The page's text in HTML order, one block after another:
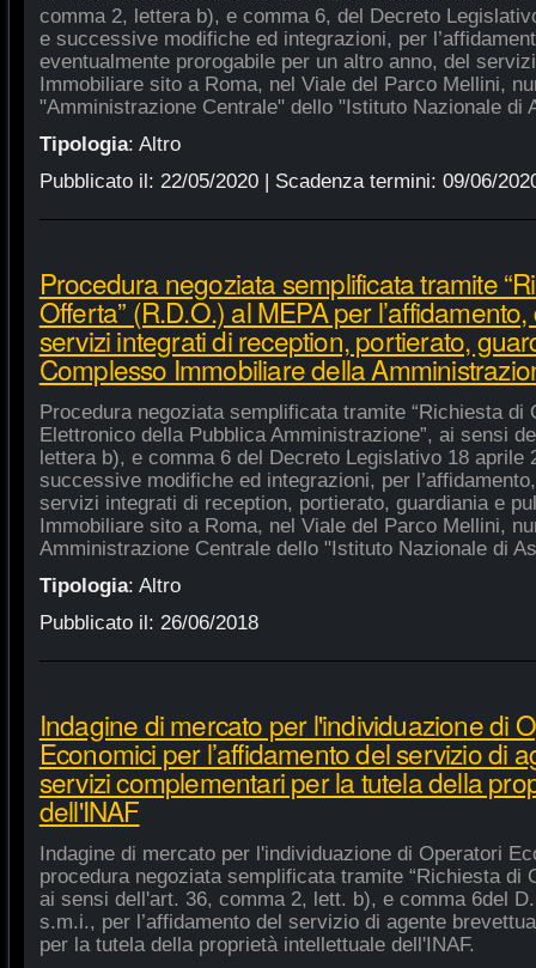
comma 2, lettera b), e comma 6, del Decreto
e successive modifiche ed integrazioni, per
eventualmente prorogabile per un altro anno, del
Immobiliare sito a Roma, nel Viale del Parco Mellini,
"Amministrazione Centrale" dello "Istituto Nazionale di
Tipologia: Altro
Pubblicato il: 22/05/2020| Scadenza termini: 09/06/
Procedura negoziata semplificata tramite
Offerta” (R.D.O.) al MEPA per
servizi integrati di reception, portierato,
Complesso Immobiliare della
Procedura negoziata semplificata tramite “Richiesta di
Elettronico della Pubblica Amministrazione”, ai sensi
lettera b), e comma 6 del Decreto Legislativo 18 aprile
successive modifiche ed integrazioni, per
servizi integrati di reception, portierato, guardiania e
Immobiliare sito a Roma, nel Viale del Parco Mellini,
Amministrazione Centrale dello "Istituto Nazionale di
Tipologia: Altro
Pubblicato il: 26/06/2018
Indagine di mercato per l'individuazione di
Economici per l’affidamento del servizio di
servizi complementari per la tutela della
dell'INAF
Indagine di mercato per l'individuazione di Operatori
procedura negoziata semplificata tramite “Richiesta di
ai sensi dell'art. 36, comma 2, lett. b), e comma 6del
s.m.i., per l’affidamento del servizio di agente
per la tutela della proprietà intellettuale dell'INAF.